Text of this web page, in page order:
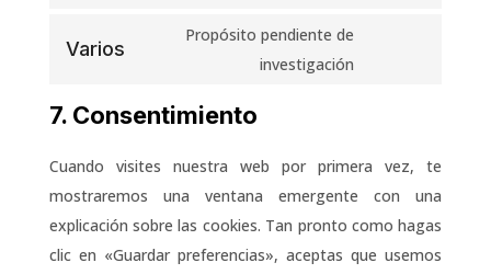
Varios
Propósito pendiente de
investigación
7. Consentimiento
Cuando visites nuestra web por primera vez, te
mostraremos una ventana emergente con una
explicación sobre las cookies. Tan pronto como hagas
clic en «Guardar preferencias», aceptas que usemos